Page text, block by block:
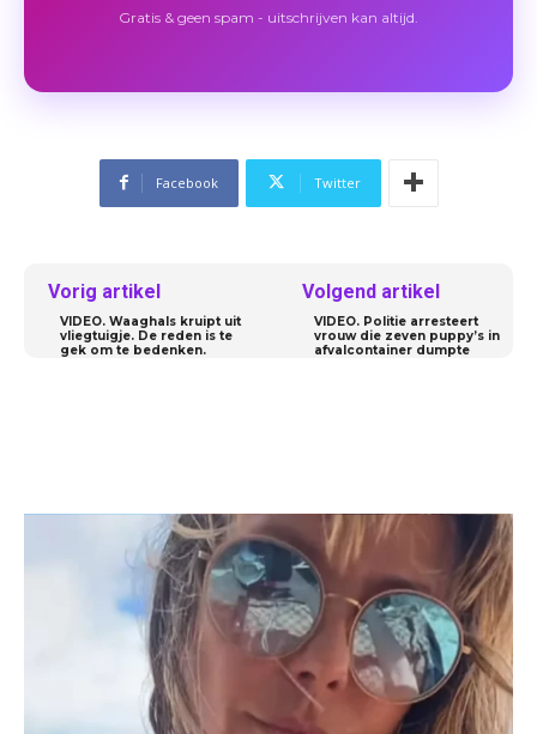
Gratis & geen spam - uitschrijven kan altijd.
Facebook Twitter
Vorig artikel
VIDEO. Waaghals kruipt uit
vliegtuigje. De reden is te
gek om te bedenken.
Volgend artikel
VIDEO. Politie arresteert
vrouw die zeven puppy’s in
afvalcontainer dumpte